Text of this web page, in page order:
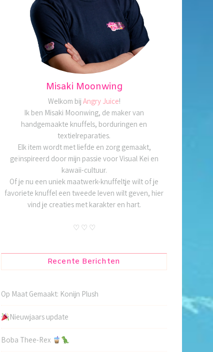
Misaki Moonwing
Welkom bij Angry Juice!
Ik ben Misaki Moonwing, de maker van
handgemaakte knuffels, borduringen en
textielreparaties.
Elk item wordt met liefde en zorg gemaakt,
geïnspireerd door mijn passie voor Visual Kei en
kawaii-cultuur.
Of je nu een uniek maatwerk-knuffeltje wilt of je
favoriete knuffel een tweede leven wilt geven, hier
vind je creaties met karakter en hart.
♡ ♡ ♡
Recente Berichten
Op Maat Gemaakt: Konijn Plush
Nieuwjaars update
Boba Thee-Rex